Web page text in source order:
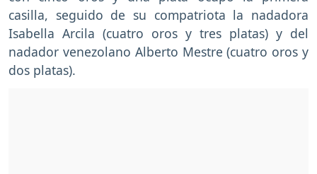
casilla, seguido de su compatriota la nadadora
Isabella Arcila (cuatro oros y tres platas) y del
nadador venezolano Alberto Mestre (cuatro oros y
dos platas).